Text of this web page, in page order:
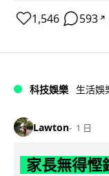
1,546 593 ↗
科技娛樂 生活娛
Lawton 1 日
家長無得慳